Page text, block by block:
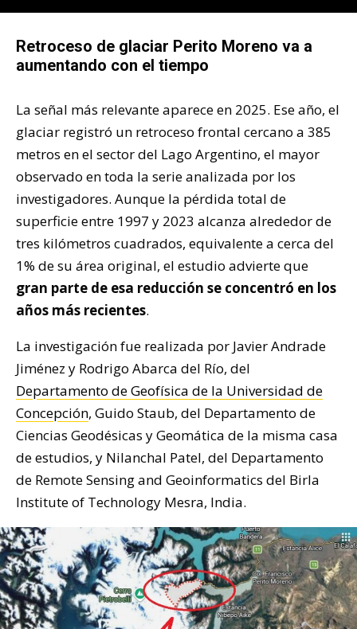
Retroceso de glaciar Perito Moreno va a
aumentando con el tiempo
La señal más relevante aparece en 2025. Ese año, el
glaciar registró un retroceso frontal cercano a 385
metros en el sector del Lago Argentino, el mayor
observado en toda la serie analizada por los
investigadores. Aunque la pérdida total de
superficie entre 1997 y 2023 alcanza alrededor de
tres kilómetros cuadrados, equivalente a cerca del
1% de su área original, el estudio advierte que
gran parte de esa reducción se concentró en los
años más recientes.
La investigación fue realizada por Javier Andrade
Jiménez y Rodrigo Abarca del Río, del
Departamento de Geofísica de la Universidad de
Concepción, Guido Staub, del Departamento de
Ciencias Geodésicas y Geomática de la misma casa
de estudios, y Nilanchal Patel, del Departamento
de Remote Sensing and Geoinformatics del Birla
Institute of Technology Mesra, India.